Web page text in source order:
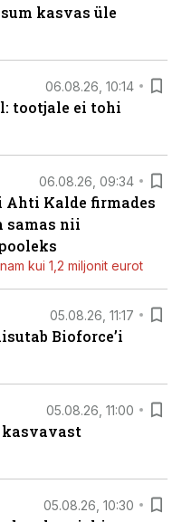
kasvas üle
06.08.26, 10:14
tootjale ei tohi
06.08.26, 09:34
Kalde firmades
samas nii
kui 1,2 miljonit eurot
05.08.26, 11:17
Bioforce’i
05.08.26, 11:00
05.08.26, 10:30